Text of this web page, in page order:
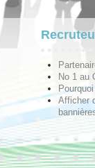
No 1 au
Afficher